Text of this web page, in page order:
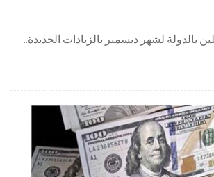
بالدولة لشهر ديسمبر بالزيادات الجديدة..